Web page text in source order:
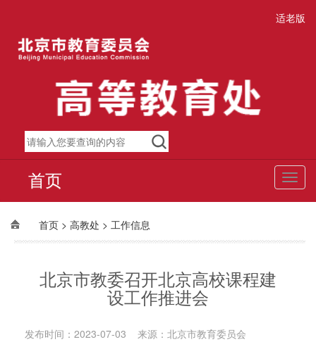
适老版
切
换
首页
首页 > 高教处 > 工作信息
北京市教委召开北京高校课程建
设工作推进会
发布时间：2023-07-03 来源：北京市教育委员会